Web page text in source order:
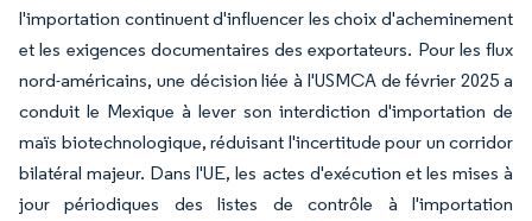
l'importation continuent d'influencer les choix d'acheminement
et les exigences documentaires des exportateurs. Pour les flux
nord-américains, une décision liée à l'USMCA de février 2025 a
conduit le Mexique à lever son interdiction d'importation de
maïs biotechnologique, réduisant l'incertitude pour un corridor
bilatéral majeur. Dans l'UE, les actes d'exécution et les mises à
jour périodiques des listes de contrôle à l'importation